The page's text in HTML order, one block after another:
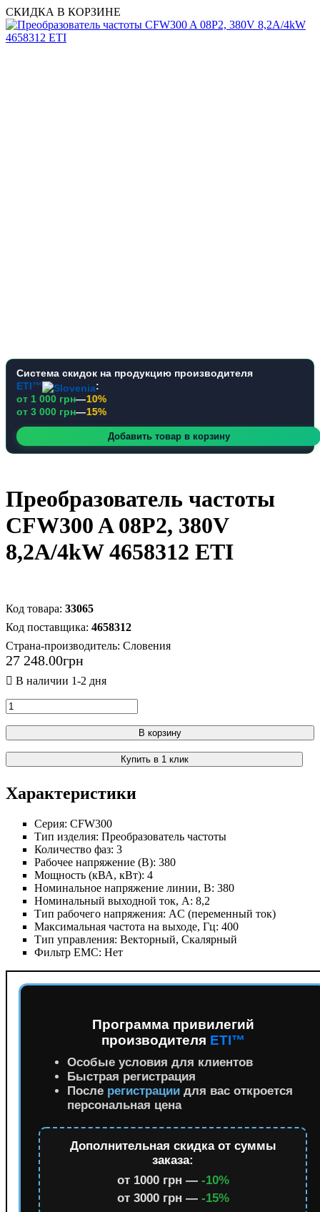
СКИДКА В КОРЗИНЕ
Система скидок на продукцию производителя
ETI™
:
от 1 000 грн—10%
от 3 000 грн—15%
Добавить товар в корзину
Преобразователь частоты
CFW300 A 08P2, 380V
8,2A/4kW 4658312 ETI
33065
4658312
Страна-производитель: Словения
27 248.00грн
В корзину
Купить в 1 клик
Характеристики
Серия: CFW300
Тип изделия: Преобразователь частоты
Количество фаз: 3
Рабочее напряжение (В): 380
Мощность (кВА, кВт): 4
Номинальное напряжение линии, В: 380
Номинальный выходной ток, А: 8,2
Тип рабочего напряжения: AC (переменный ток)
Максимальная частота на выходе, Гц: 400
Тип управления: Векторный, Скалярный
Фильтр ЕМС: Нет
Программа привилегий
производителя ETI™
Особые условия для клиентов
Быстрая регистрация
После регистрации для вас откроется
персональная цена
Дополнительная скидка от суммы
заказа:
от 1000 грн — -10%
от 3000 грн — -15%